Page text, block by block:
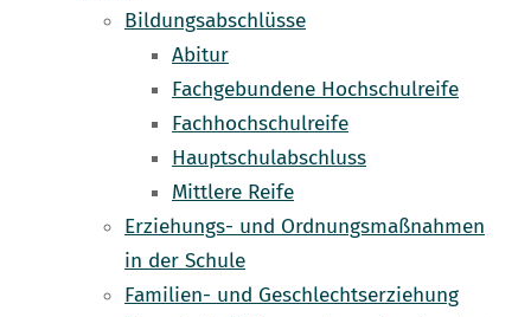
Bildungsabschlüsse
Abitur
Fachgebundene Hochschulreife
Fachhochschulreife
Hauptschulabschluss
Mittlere Reife
Erziehungs- und Ordnungsmaßnahmen
in der Schule
Familien- und Geschlechtserziehung